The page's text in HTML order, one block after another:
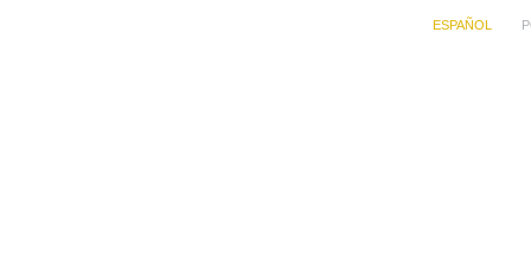
ESPAÑOL